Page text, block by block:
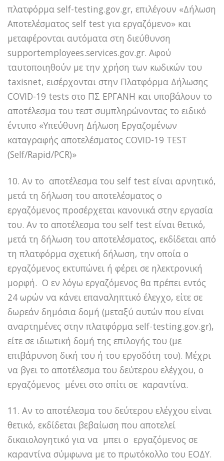
πλατφόρμα self-testing.gov.gr, επιλέγουν «Δήλωση
Αποτελέσματος self test για εργαζόμενο» και
μεταφέρονται αυτόματα στη διεύθυνση
supportemployees.services.gov.gr. Αφού
ταυτοποιηθούν με την χρήση των κωδικών του
taxisnet, εισέρχονται στην Πλατφόρμα Δήλωσης
COVID-19 tests στο ΠΣ ΕΡΓΑΝΗ και υποβάλουν το
αποτέλεσμα του τεστ συμπληρώνοντας το ειδικό
έντυπο «Υπεύθυνη Δήλωση Εργαζομένων
καταγραφής αποτελέσματος COVID-19 TEST
(Self/Rapid/PCR)»
10. Αν το αποτέλεσμα του self test είναι αρνητικό,
μετά τη δήλωση του αποτελέσματος ο
εργαζόμενος προσέρχεται κανονικά στην εργασία
του. Αν το αποτέλεσμα του self test είναι θετικό,
μετά τη δήλωση του αποτελέσματος, εκδίδεται από
τη πλατφόρμα σχετική δήλωση, την οποία ο
εργαζόμενος εκτυπώνει ή φέρει σε ηλεκτρονική
μορφή. Ο εν λόγω εργαζόμενος θα πρέπει εντός
24 ωρών να κάνει επαναληπτικό έλεγχο, είτε σε
δωρεάν δημόσια δομή (μεταξύ αυτών που είναι
αναρτημένες στην πλατφόρμα self-testing.gov.gr),
είτε σε ιδιωτική δομή της επιλογής του (με
επιβάρυνση δική του ή του εργοδότη του). Μέχρι
να βγει το αποτέλεσμα του δεύτερου ελέγχου, ο
εργαζόμενος μένει στο σπίτι σε καραντίνα.
11. Αν το αποτέλεσμα του δεύτερου ελέγχου είναι
θετικό, εκδίδεται βεβαίωση που αποτελεί
δικαιολογητικό για να μπει ο εργαζόμενος σε
καραντίνα σύμφωνα με το πρωτόκολλο του ΕΟΔΥ.